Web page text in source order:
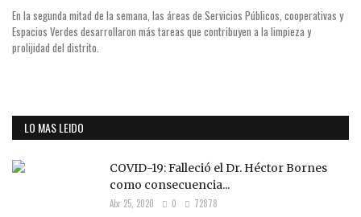
En la segunda mitad de la semana, las áreas de Servicios Públicos, cooperativas y
Espacios Verdes desarrollaron más tareas que contribuyen a la limpieza y
prolijidad del distrito.
LO MAS LEIDO
COVID-19: Falleció el Dr. Héctor Bornes
como consecuencia...
Abr 25, 2020 0 72878